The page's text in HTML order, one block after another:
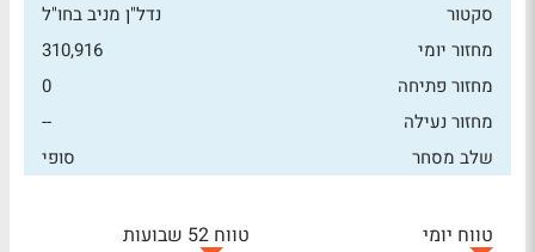
סקטור
נדל"ן מניב בחו"ל
מחזור יומי
310,916
מחזור פתיחה
0
מחזור נעילה
--
שלב מסחר
סופי
טווח יומי
טווח 52 שבועות